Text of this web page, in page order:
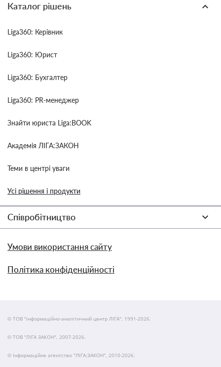
Каталог рішень
Liga360: Керівник
Liga360: Юрист
Liga360: Бухгалтер
Liga360: PR-менеджер
Знайти юриста Liga:BOOK
Академія ЛІГА:ЗАКОН
Теми в центрі уваги
Усі рішення і продукти
Співробітництво
Умови використання сайту
Політика конфіденційності
© ТОВ "інформаційно-аналітичний центр ЛІГА", 1991-2026.
© ТОВ "ЛІГА ЗАКОН", 2007-2026.
© Інформаційне агентство "ЛІГА:ЗАКОН", 2010-2026.